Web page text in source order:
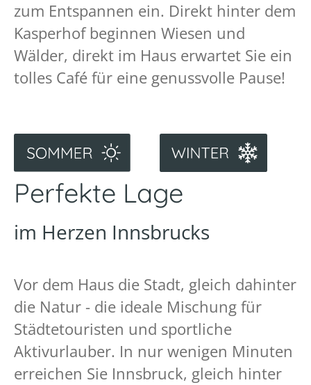
zum Entspannen ein. Direkt hinter dem
Kasperhof beginnen Wiesen und
Wälder, direkt im Haus erwartet Sie ein
tolles Café für eine genussvolle Pause!
Perfekte Lage
im Herzen Innsbrucks
Vor dem Haus die Stadt, gleich dahinter
die Natur - die ideale Mischung für
Städtetouristen und sportliche
Aktivurlauber. In nur wenigen Minuten
erreichen Sie Innsbruck, gleich hinter